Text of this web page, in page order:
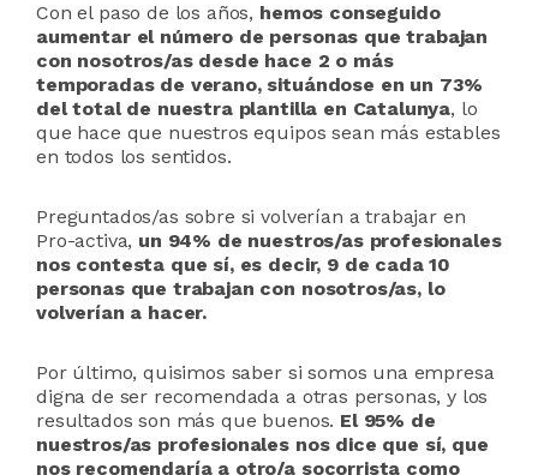
Con el paso de los años, hemos conseguido
aumentar el número de personas que trabajan
con nosotros/as desde hace 2 o más
temporadas de verano, situándose en un 73%
del total de nuestra plantilla en Catalunya, lo
que hace que nuestros equipos sean más estables
en todos los sentidos.
Preguntados/as sobre si volverían a trabajar en
Pro-activa, un 94% de nuestros/as profesionales
nos contesta que sí, es decir, 9 de cada 10
personas que trabajan con nosotros/as, lo
volverían a hacer.
Por último, quisimos saber si somos una empresa
digna de ser recomendada a otras personas, y los
resultados son más que buenos. El 95% de
nuestros/as profesionales nos dice que sí, que
nos recomendaría a otro/a socorrista como